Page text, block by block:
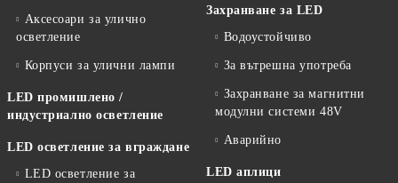
Аксесоари за улично
осветление
Корпуси за улични лампи
LED промишлено /
индустриално осветление
LED осветление за вграждане
LED осветление за
Захранване за LED
Водоустойчиво
За вътрешна употреба
Захранване за магнитни
модулни системи 48V
Аварийно
LED аплици